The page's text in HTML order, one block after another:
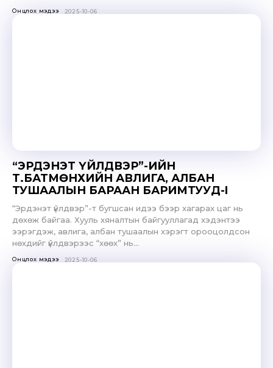
Онцлох мэдээ 2025-10-06
“ЭРДЭНЭТ ҮЙЛДВЭР”-ИЙН
Т.БАТМӨНХИЙН АВЛИГА, АЛБАН
ТУШААЛЫН БАРААН БАРИМТУУД-I
“Эрдэнэт үйлдвэр”-т бугшсан идээ бээр хагарах цаг нь
дөхөж байгаа. Хууль хяналтын байгууллагад хэдэнтээ
ээрэгдэж, авлига, албан тушаалын хэрэгт орооцолдсон
нөхдийг үйлдвэрээс “хөөх” нь...
Онцлох мэдээ 2025-10-06